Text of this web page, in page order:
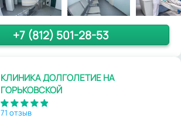
+7 (812) 501-28-53
КЛИНИКА ДОЛГОЛЕТИЕ НА
ГОРЬКОВСКОЙ
71 отзыв